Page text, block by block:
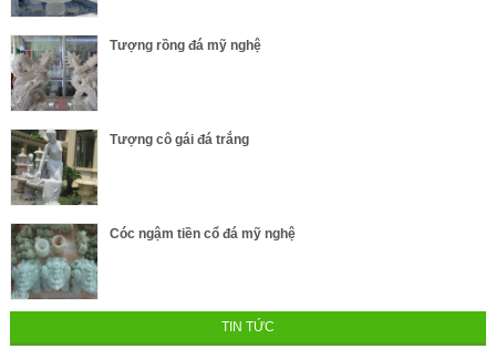
Tượng rồng đá mỹ nghệ
Tượng cô gái đá trắng
Cóc ngậm tiền cổ đá mỹ nghệ
TIN TỨC